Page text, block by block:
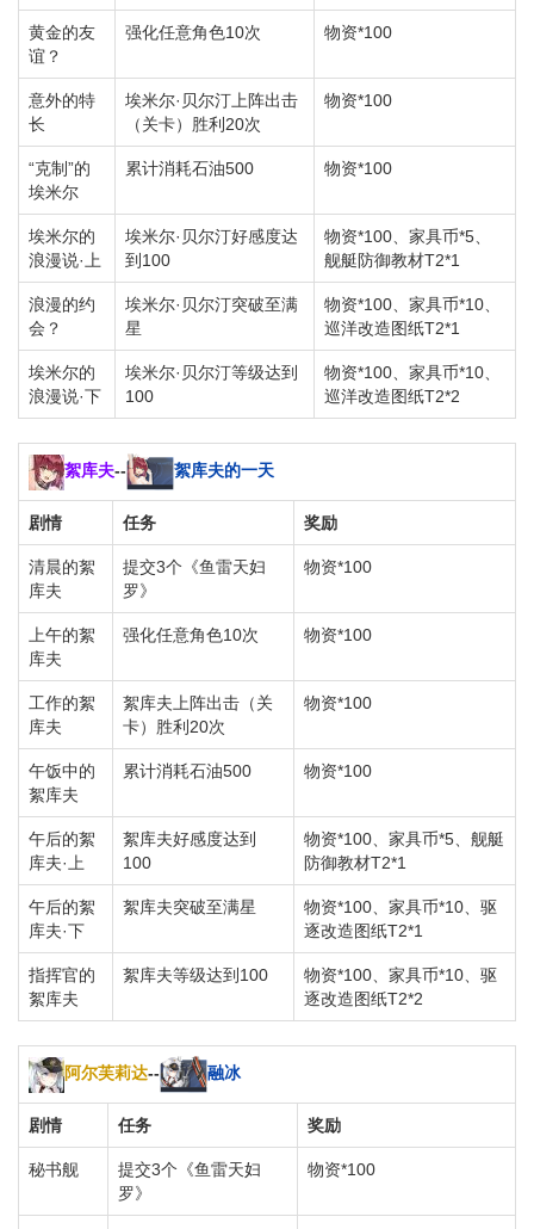
黄金的友
谊？
强化任意角色10次 物资*100
意外的特
长
埃米尔·贝尔汀上阵出击
（关卡）胜利20次
物资*100
“克制”的
埃米尔
累计消耗石油500 物资*100
埃米尔的
浪漫说·上
埃米尔·贝尔汀好感度达
到100
物资*100、家具币*5、
舰艇防御教材T2*1
浪漫的约
会？
埃米尔·贝尔汀突破至满
星
物资*100、家具币*10、
巡洋改造图纸T2*1
埃米尔的
浪漫说·下
埃米尔·贝尔汀等级达到
100
物资*100、家具币*10、
巡洋改造图纸T2*2
絮库夫-- 絮库夫的一天
剧情 任务 奖励
清晨的絮
库夫
提交3个《鱼雷天妇
罗》
物资*100
上午的絮
库夫
强化任意角色10次 物资*100
工作的絮
库夫
絮库夫上阵出击（关
卡）胜利20次
物资*100
午饭中的
絮库夫
累计消耗石油500 物资*100
午后的絮
库夫·上
絮库夫好感度达到
100
物资*100、家具币*5、舰艇
防御教材T2*1
午后的絮
库夫·下
絮库夫突破至满星
物资*100、家具币*10、驱
逐改造图纸T2*1
指挥官的
絮库夫
絮库夫等级达到100
物资*100、家具币*10、驱
逐改造图纸T2*2
阿尔芙莉达-- 融冰
剧情 任务 奖励
秘书舰
提交3个《鱼雷天妇
罗》
物资*100